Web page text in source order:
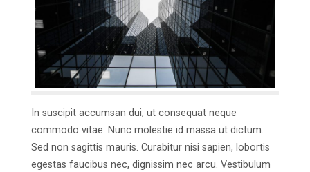
In suscipit accumsan dui, ut consequat neque
commodo vitae. Nunc molestie id massa ut dictum.
Sed non sagittis mauris. Curabitur nisi sapien, lobortis
egestas faucibus nec, dignissim nec arcu. Vestibulum